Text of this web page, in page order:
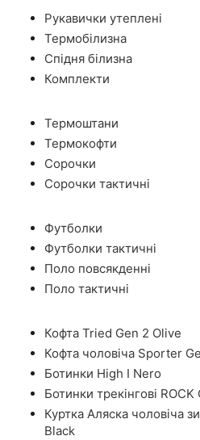
Рукавички утеплені
Термобілизна
Спідня білизна
Комплекти
Термоштани
Термокофти
Сорочки
Сорочки тактичні
Футболки
Футболки тактичні
Поло повсякденні
Поло тактичні
Кофта Tried Gen 2 Olive
Кофта чоловіча Sporter
Ботинки High I Nero
Ботинки трекінгові ROCK
Куртка Аляска чоловіча
Black